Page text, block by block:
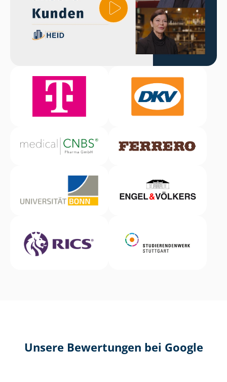
Unsere Bewertungen bei Google